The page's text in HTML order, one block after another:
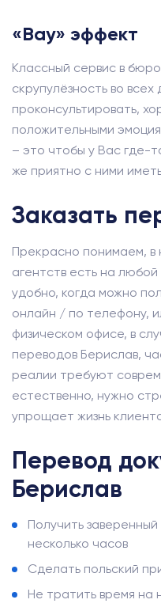
«Вау» эффект
Классный сервис в
скрупулёзность во
проконсультировать,
положительными
– это чтобы у Вас где-
же приятно с ними
Заказать
Прекрасно понимаем,
агентств есть на любой
удобно, когда можно
онлайн / по телефону,
физическом офисе, в
переводов Берислав,
реалии требуют
естественно, нужно
упрощает жизнь
Перевод
Берислав
Получить
несколько часов
Сделать польский
Не тратить время на